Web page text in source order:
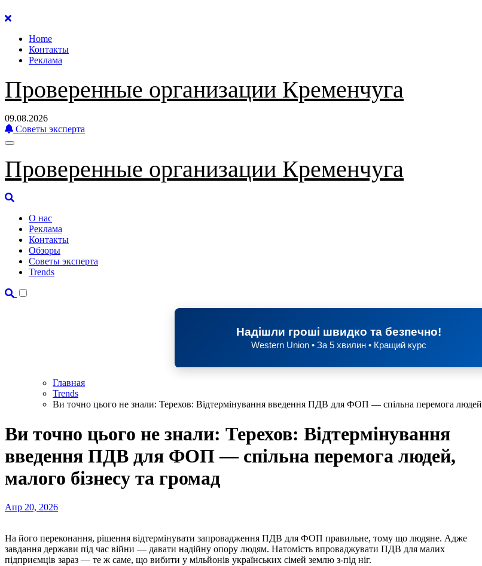
Перейти
содержанию
Home
Контакты
Реклама
Проверенные организации Кременчуга
09.08.2026
Советы эксперта
Проверенные организации Кременчуга
О нас
Реклама
Контакты
Обзоры
Советы эксперта
Trends
Надішли гроші швидко та безпечно!
Western Union • За 5 хвилин • Кращий курс
Главная
Trends
Ви точно цього не знали: Терехов: Відтермінування введення ПДВ для ФОП — спільна перемога людей,
Ви точно цього не знали: Терехов: Відтермінування
введення ПДВ для ФОП — спільна перемога людей,
малого бізнесу та громад
Апр 20, 2026
На його переконання, рішення відтермінувати запровадження ПДВ для ФОП правильне, тому що людяне. Адже
завдання держави під час війни — давати надійну опору людям. Натомість впроваджувати ПДВ для малих
підприємців зараз — те ж саме, що вибити у мільйонів українських сімей землю з-під ніг.